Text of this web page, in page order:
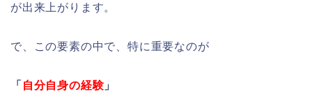
が出来上がります。
で、この要素の中で、特に重要なのが
「 自分自身の経験」